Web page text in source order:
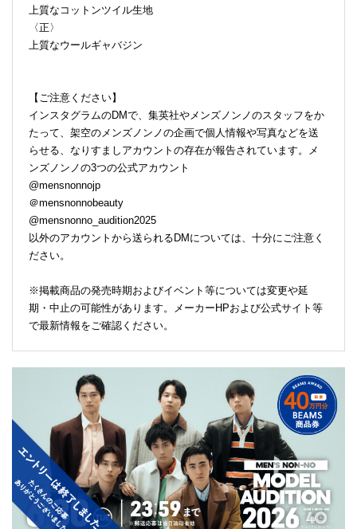
上質なコットンツイル生地
〈正〉
上質なウールギャバジン
【ご注意ください】
インスタグラムのDMで、集英社やメンズノンノのスタッフをか
たって、架空のメンズノンノの企画で個人情報や写真などを送
らせる、なりすましアカウントの存在が報告されています。メ
ンズノンノの3つの公式アカウント
@mensnonnojp
＠mensnonnobeauty
@mensnonno_audition2025
以外のアカウントから送られるDMについては、十分にご注意く
ださい。
※掲載商品の発売時期およびイベント等については変更や延
期・中止の可能性があります。メーカーHPおよび公式サイト等
で最新情報をご確認ください。